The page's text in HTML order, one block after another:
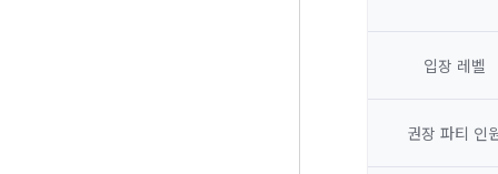
입장 레벨
권장 파티 인